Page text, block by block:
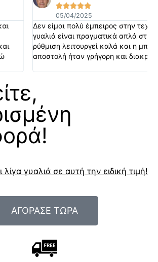
στην τεχνολογία, αλλά αυτά τα
απλά στη χρήση. Η αυτόματη
καλά και η μπαταρία διαρκεί πολύ. Η
και διακριτική.
γυαλιά σε αυτή την ειδική τιμή!
ΑΓΟΡΑΣΕ ΤΩΡΑ